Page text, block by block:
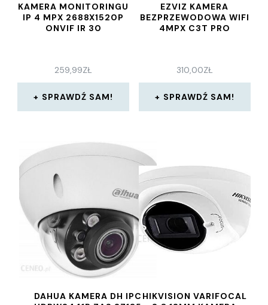
KAMERA MONITORINGU
IP 4 MPX 2688X1520P
ONVIF IR 30
259,99ZŁ
SPRAWDŹ SAM!
EZVIZ KAMERA
BEZPRZEWODOWA WIFI
4MPX C3T PRO
310,00ZŁ
SPRAWDŹ SAM!
DAHUA KAMERA DH IPC HIKVISION VARIFOCAL